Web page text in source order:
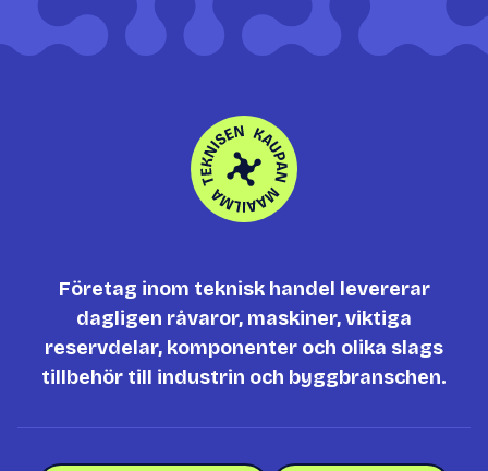
Företag inom teknisk handel levererar
dagligen råvaror, maskiner, viktiga
reservdelar, komponenter och olika slags
tillbehör till industrin och byggbranschen.